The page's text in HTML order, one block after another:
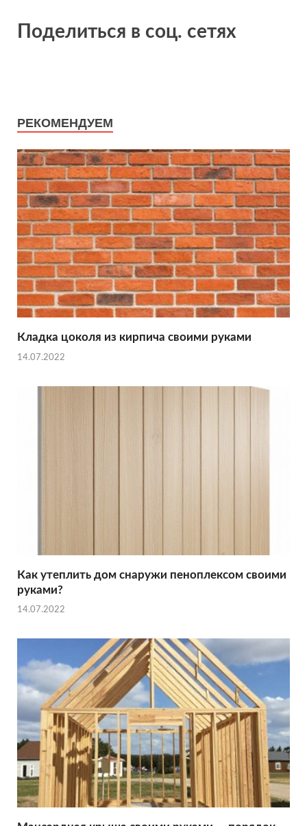
Поделиться в соц. сетях
РЕКОМЕНДУЕМ
Кладка цоколя из кирпича своими руками
14.07.2022
Как утеплить дом снаружи пеноплексом своими
руками?
14.07.2022